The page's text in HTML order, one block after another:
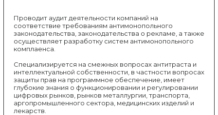
Проводит аудит деятельности компаний на
соответствие требованиям антимонопольного
законодательства, законодательства о рекламе, а также
осуществляет разработку систем антимонопольного
комплаенса.
Специализируется на смежных вопросах антитраста и
интеллектуальной собственности, в частности вопросах
защиты прав на программное обеспечение, имеет
глубокие знания о функционировании и регулировании
цифровых рынков, рынков металлургии, транспорта,
аргопромышленного сектора, медицинских изделий и
лекарств.